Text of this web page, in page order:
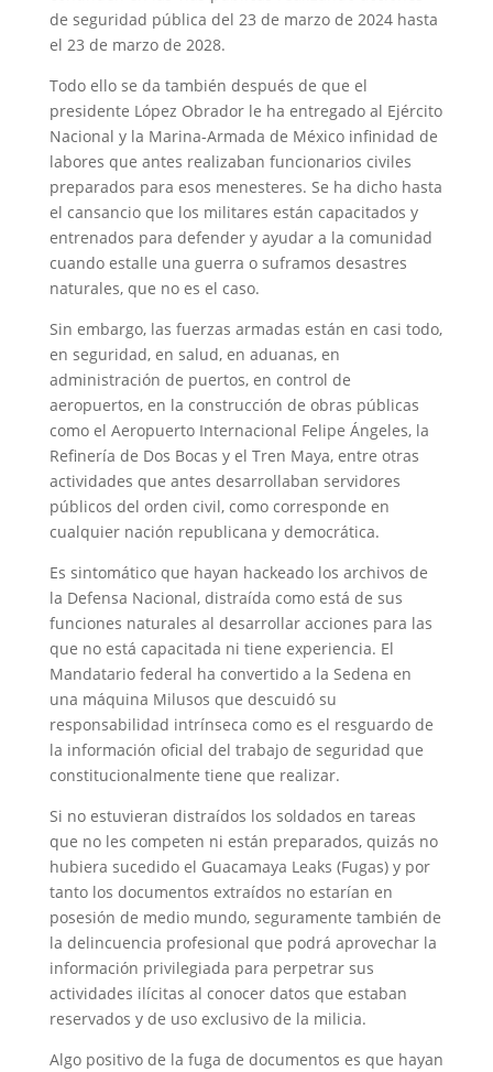
de seguridad pública del 23 de marzo de 2024 hasta
el 23 de marzo de 2028.
Todo ello se da también después de que el
presidente López Obrador le ha entregado al Ejército
Nacional y la Marina-Armada de México infinidad de
labores que antes realizaban funcionarios civiles
preparados para esos menesteres. Se ha dicho hasta
el cansancio que los militares están capacitados y
entrenados para defender y ayudar a la comunidad
cuando estalle una guerra o suframos desastres
naturales, que no es el caso.
Sin embargo, las fuerzas armadas están en casi todo,
en seguridad, en salud, en aduanas, en
administración de puertos, en control de
aeropuertos, en la construcción de obras públicas
como el Aeropuerto Internacional Felipe Ángeles, la
Refinería de Dos Bocas y el Tren Maya, entre otras
actividades que antes desarrollaban servidores
públicos del orden civil, como corresponde en
cualquier nación republicana y democrática.
Es sintomático que hayan hackeado los archivos de
la Defensa Nacional, distraída como está de sus
funciones naturales al desarrollar acciones para las
que no está capacitada ni tiene experiencia. El
Mandatario federal ha convertido a la Sedena en
una máquina Milusos que descuidó su
responsabilidad intrínseca como es el resguardo de
la información oficial del trabajo de seguridad que
constitucionalmente tiene que realizar.
Si no estuvieran distraídos los soldados en tareas
que no les competen ni están preparados, quizás no
hubiera sucedido el Guacamaya Leaks (Fugas) y por
tanto los documentos extraídos no estarían en
posesión de medio mundo, seguramente también de
la delincuencia profesional que podrá aprovechar la
información privilegiada para perpetrar sus
actividades ilícitas al conocer datos que estaban
reservados y de uso exclusivo de la milicia.
Algo positivo de la fuga de documentos es que hayan